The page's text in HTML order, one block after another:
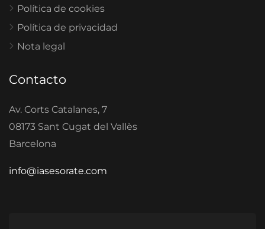
Política de cookies
Política de privacidad
Nota legal
Contacto
Av. Corts Catalanes, 7
08173 Sant Cugat del Vallès
Barcelona
info@iasesorate.com